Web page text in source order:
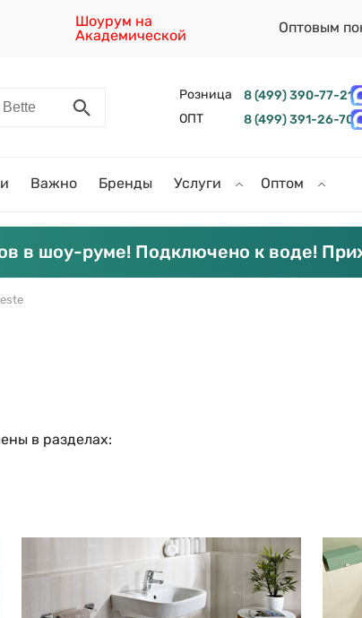
Шоурум на
Академической
Оптовым
Розница 8 (499) 390-77-21
ОПТ
8 (499) 391-26-70
Важно Бренды Услуги Оптом
в шоу-руме! Подключено к воде!
в разделах: